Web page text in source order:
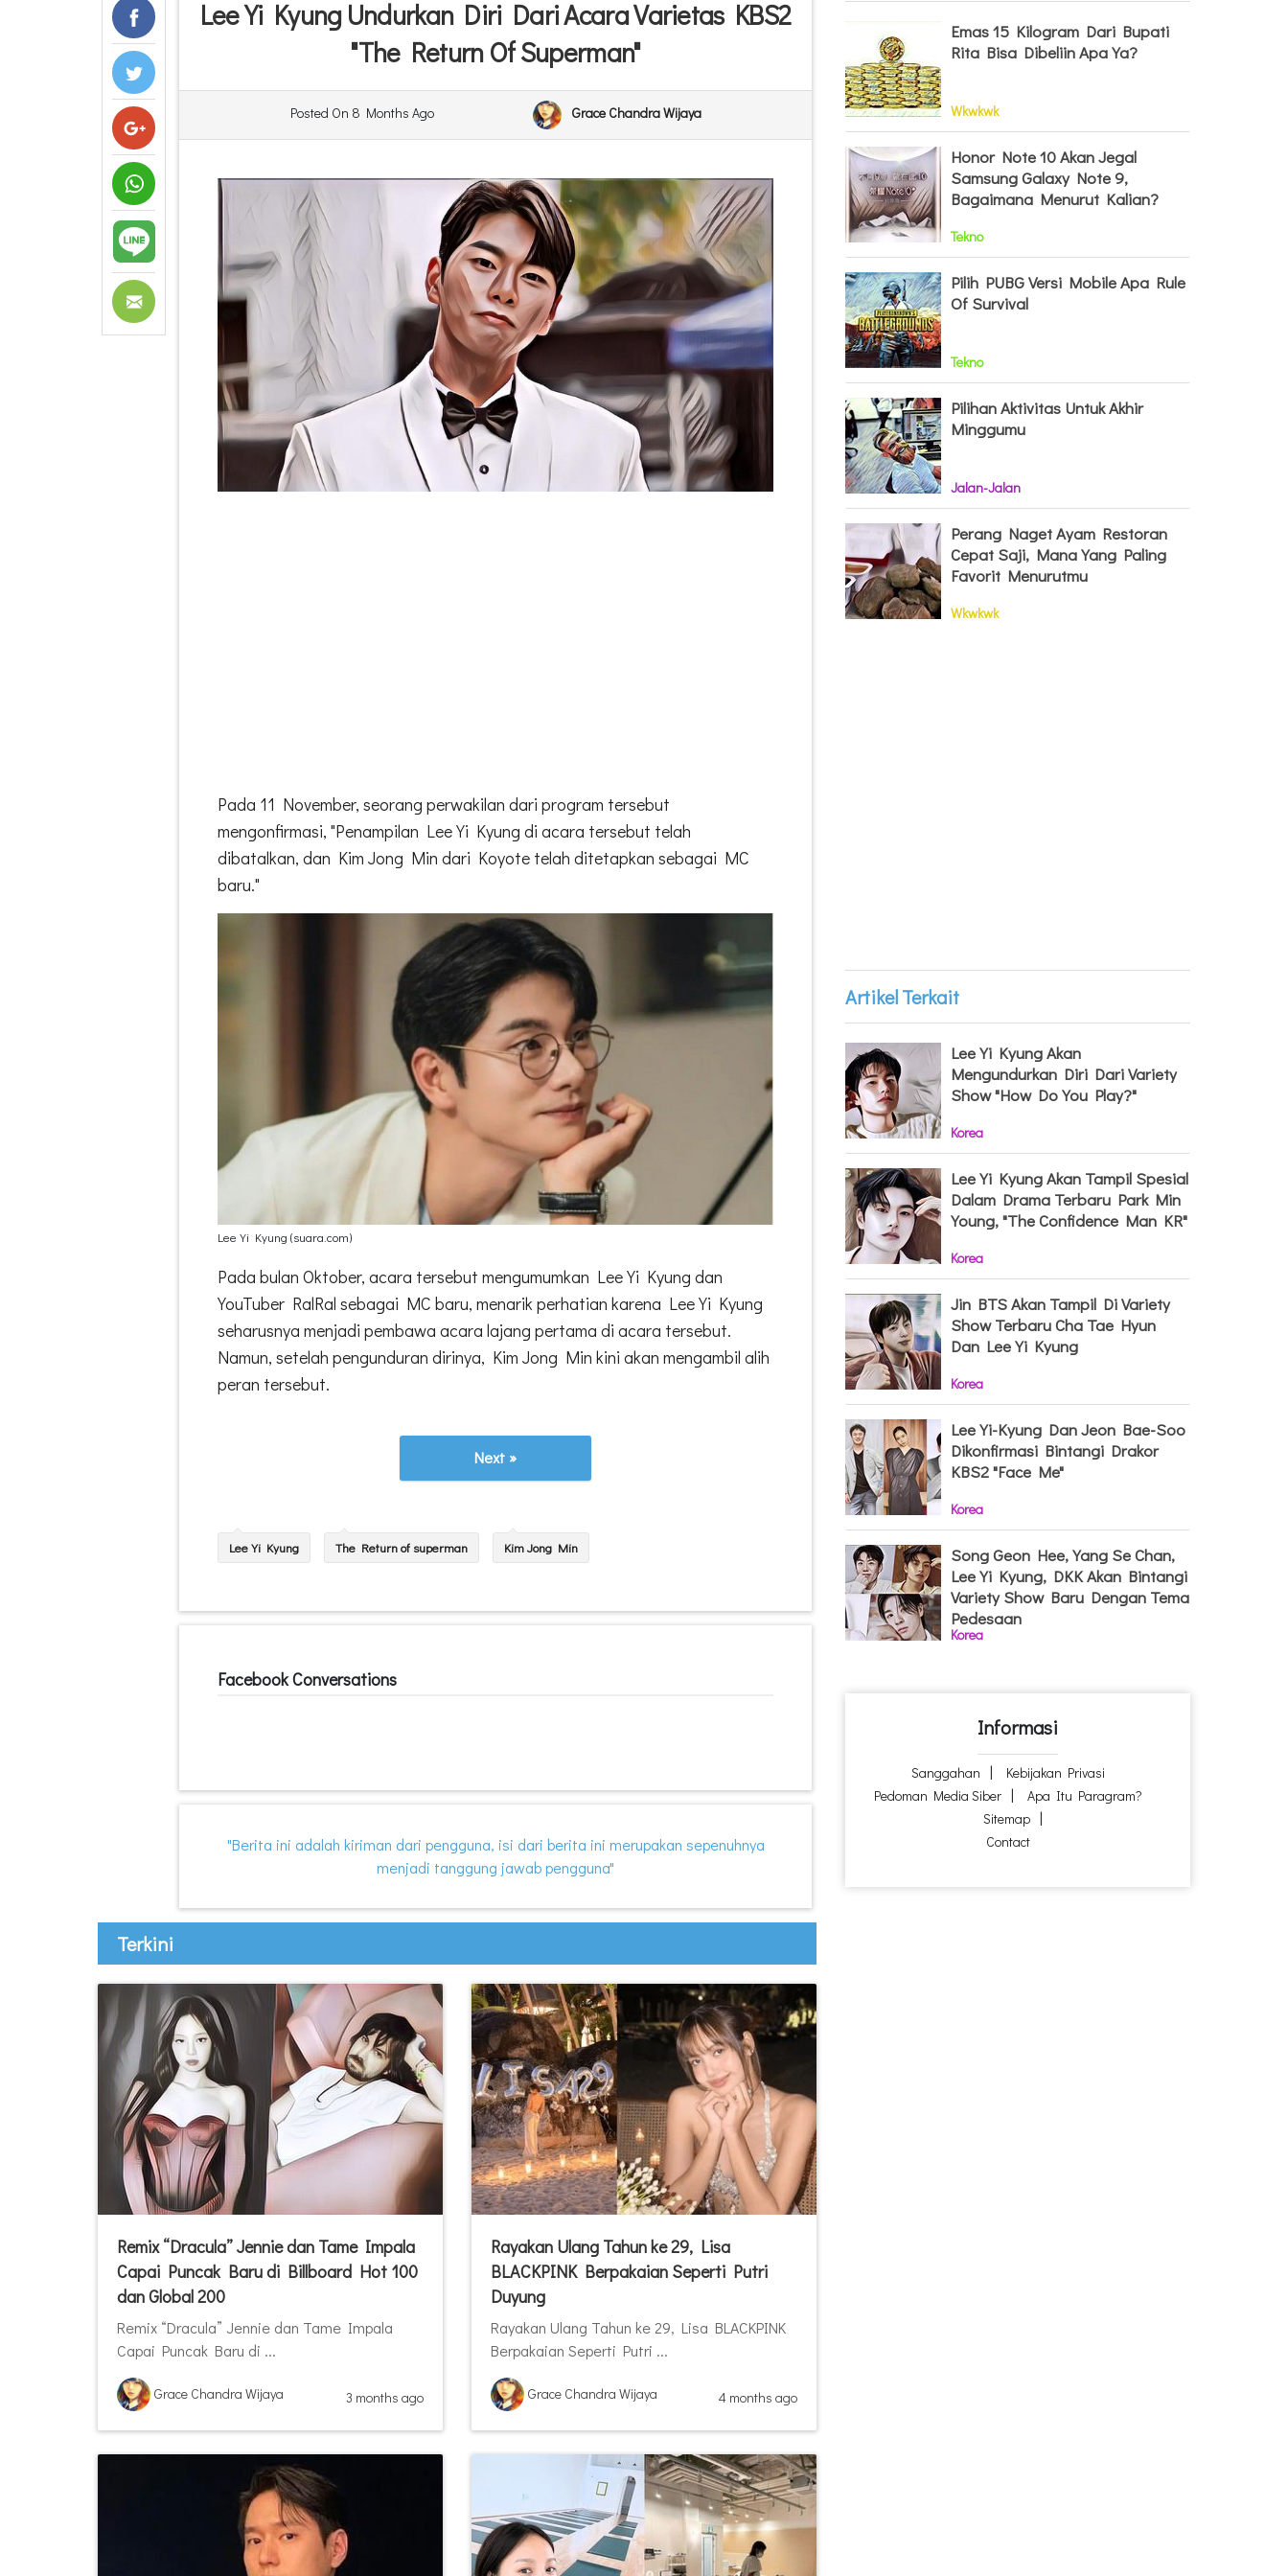
Lee Yi Kyung Undurkan Diri Dari Acara Varietas KBS2
"The Return Of Superman"
Posted On 8 Months Ago Grace Chandra Wijaya
Pada 11 November, seorang perwakilan dari program tersebut
mengonfirmasi, "Penampilan Lee Yi Kyung di acara tersebut telah
dibatalkan, dan Kim Jong Min dari Koyote telah ditetapkan sebagai MC
baru."
Lee Yi Kyung (suara.com)
Pada bulan Oktober, acara tersebut mengumumkan Lee Yi Kyung dan
YouTuber RalRal sebagai MC baru, menarik perhatian karena Lee Yi Kyung
seharusnya menjadi pembawa acara lajang pertama di acara tersebut.
Namun, setelah pengunduran dirinya, Kim Jong Min kini akan mengambil alih
peran tersebut.
Next »
Lee Yi Kyung The Return of superman Kim Jong Min
Facebook Conversations
"Berita ini adalah kiriman dari pengguna, isi dari berita ini merupakan sepenuhnya
menjadi tanggung jawab pengguna"
Terkini
Remix “Dracula” Jennie dan Tame Impala
Capai Puncak Baru di Billboard Hot 100
dan Global 200
Remix “Dracula” Jennie dan Tame Impala
Capai Puncak Baru di ...
Grace Chandra Wijaya 3 months ago
Rayakan Ulang Tahun ke 29, Lisa
BLACKPINK Berpakaian Seperti Putri
Duyung
Rayakan Ulang Tahun ke 29, Lisa BLACKPINK
Berpakaian Seperti Putri ...
Grace Chandra Wijaya 4 months ago
Emas 15 Kilogram Dari Bupati
Rita Bisa Dibeliin Apa Ya?
Wkwkwk
Honor Note 10 Akan Jegal
Samsung Galaxy Note 9,
Bagaimana Menurut Kalian?
Tekno
Pilih PUBG Versi Mobile Apa Rule
Of Survival
Tekno
Pilihan Aktivitas Untuk Akhir
Minggumu
Jalan-Jalan
Perang Naget Ayam Restoran
Cepat Saji, Mana Yang Paling
Favorit Menurutmu
Wkwkwk
Artikel Terkait
Lee Yi Kyung Akan
Mengundurkan Diri Dari Variety
Show "How Do You Play?"
Korea
Lee Yi Kyung Akan Tampil Spesial
Dalam Drama Terbaru Park Min
Young, "The Confidence Man KR"
Korea
Jin BTS Akan Tampil Di Variety
Show Terbaru Cha Tae Hyun
Dan Lee Yi Kyung
Korea
Lee Yi-Kyung Dan Jeon Bae-Soo
Dikonfirmasi Bintangi Drakor
KBS2 "Face Me"
Korea
Song Geon Hee, Yang Se Chan,
Lee Yi Kyung, DKK Akan Bintangi
Variety Show Baru Dengan Tema
Pedesaan
Korea
Informasi
Sanggahan
Kebijakan Privasi
Pedoman Media Siber
Apa Itu Paragram?
Sitemap
Contact